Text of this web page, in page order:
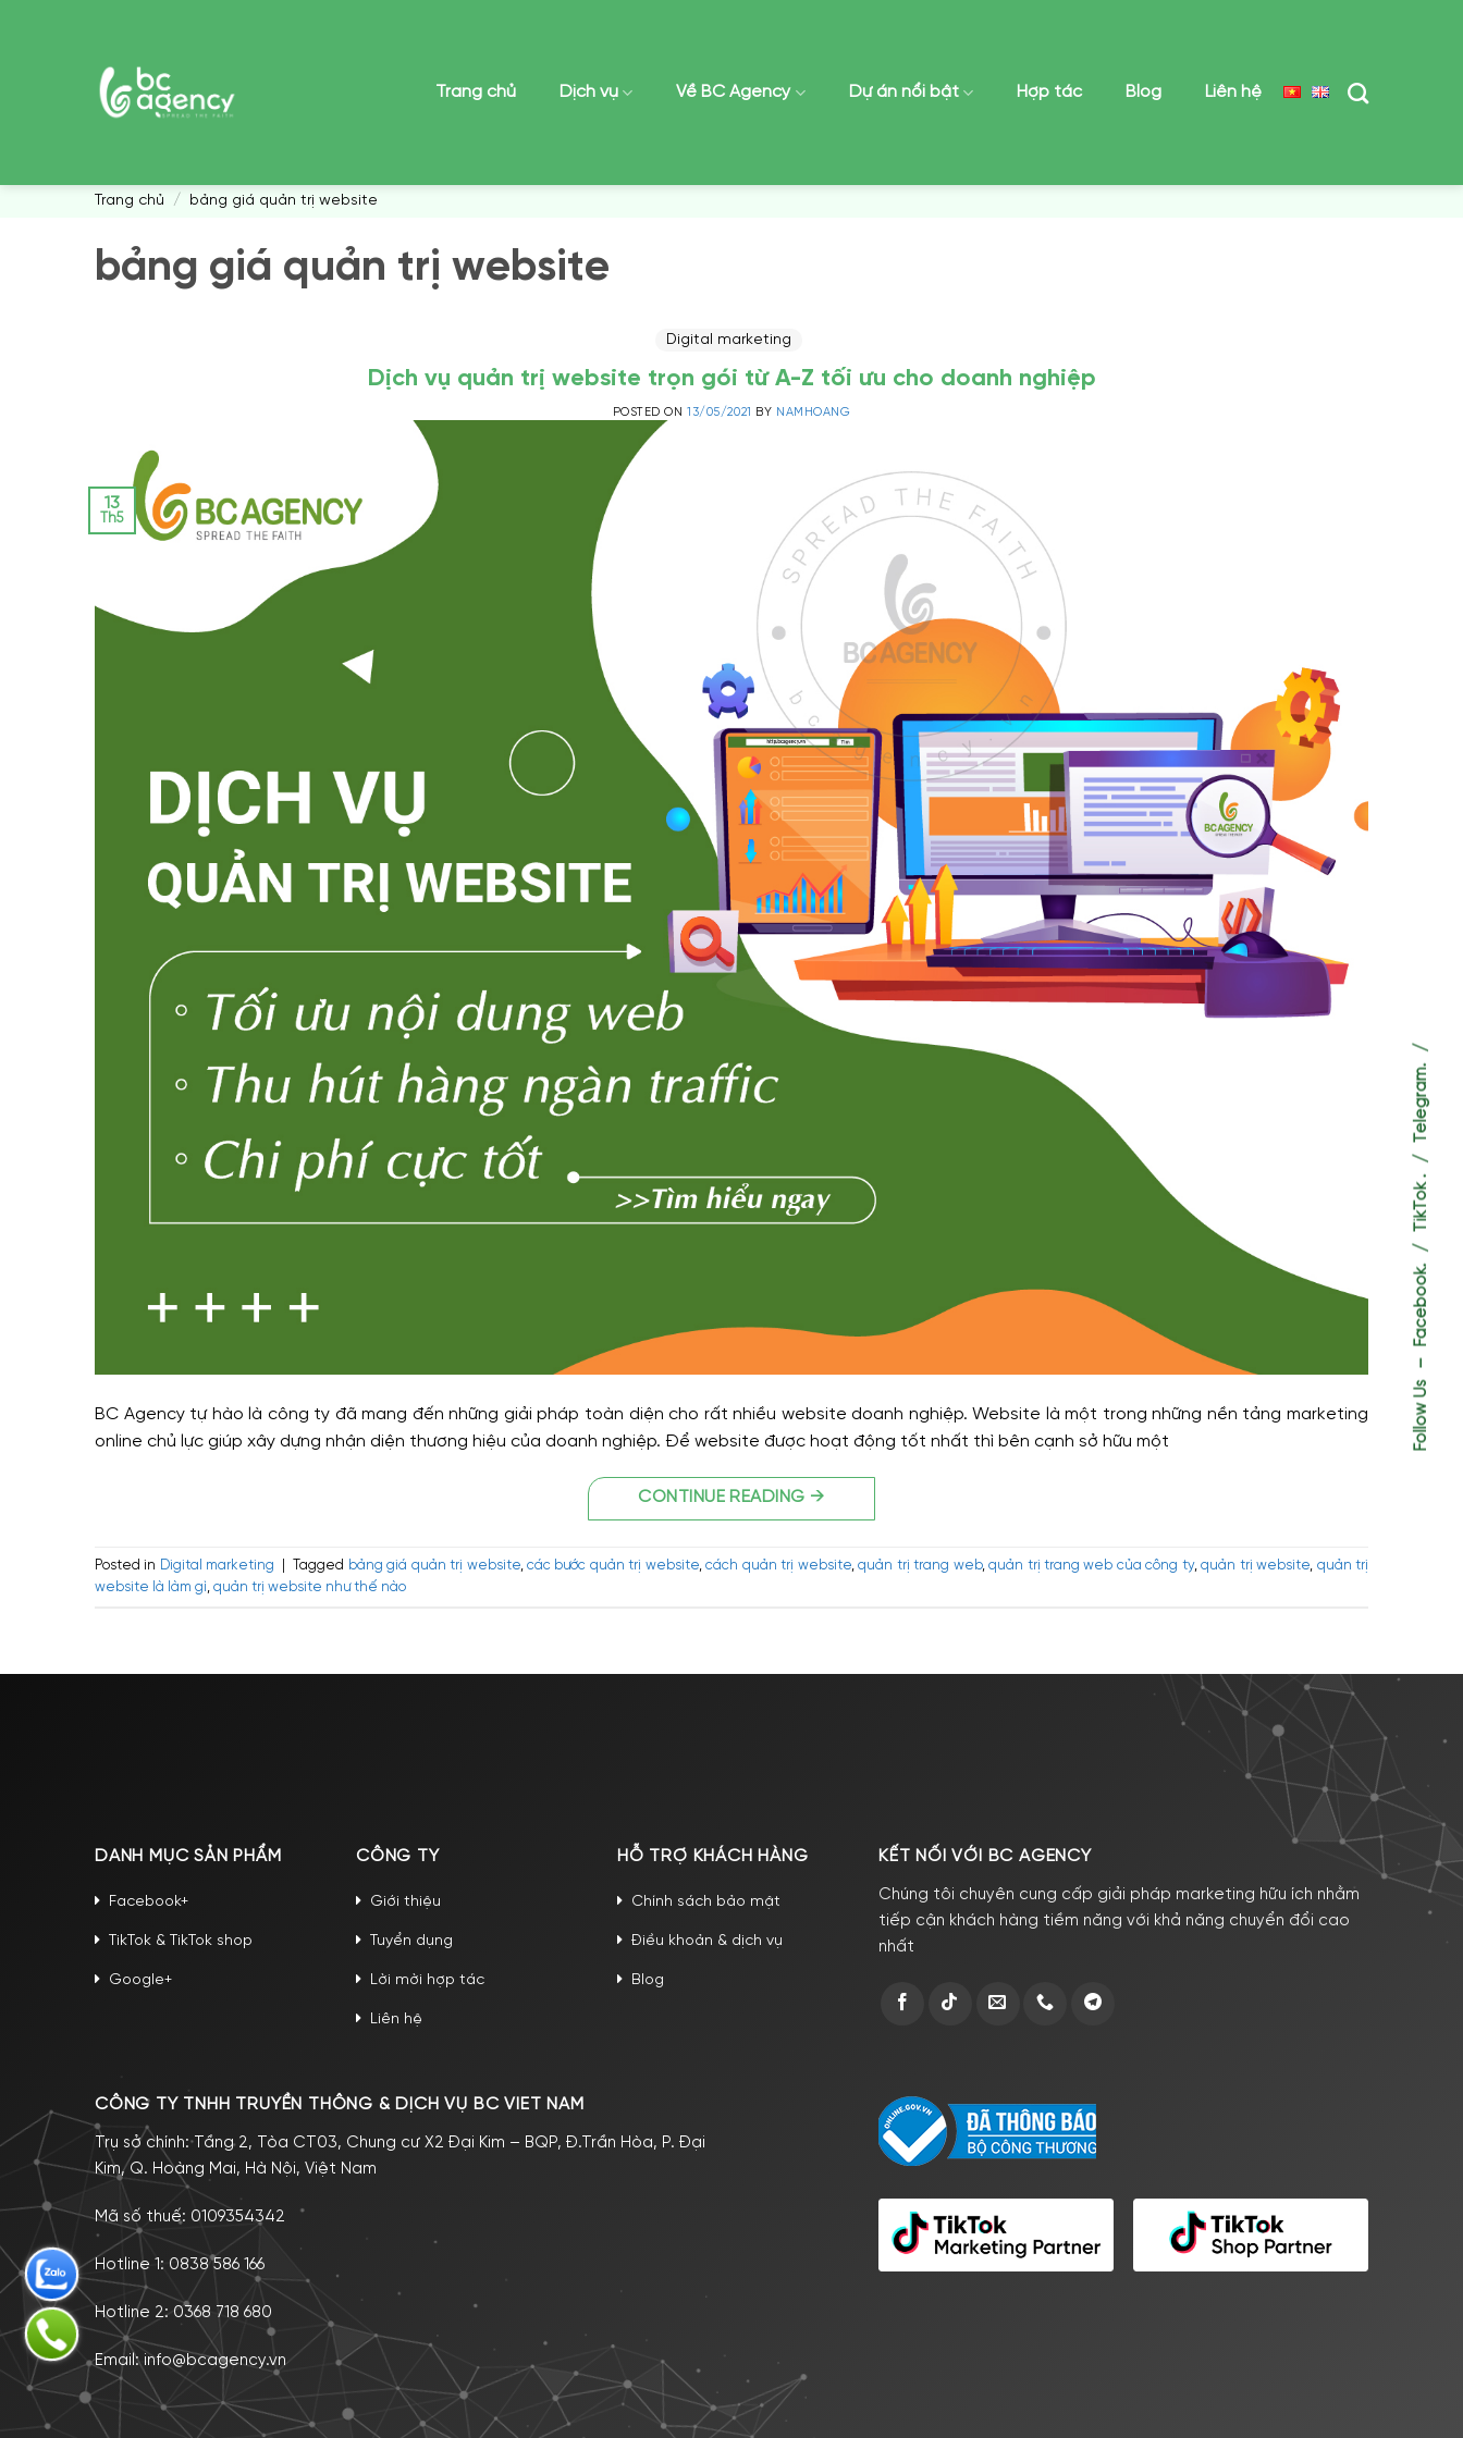
Trang chủ
Dịch vụ Về BC Agency Dự án nổi bật Hợp tác Blog Liên hệ
Trang chủ / bảng giá quản trị website
bảng giá quản trị website
Digital marketing
Dịch vụ quản trị website trọn gói từ A-Z tối ưu cho doanh nghiệp
POSTED ON13/05/2021 BY NAMHOANG
13
Th5
BC Agency tự hào là công ty đã mang đến những giải pháp toàn diện cho rất nhiều website doanh nghiệp. Website là một trong những nền tảng marketing
online chủ lực giúp xây dựng nhận diện thương hiệu của doanh nghiệp. Để website được hoạt động tốt nhất thì bên cạnh sở hữu một
CONTINUE READING →
Posted in Digital marketing Tagged bảng giá quản trị website,các bước quản trị website,cách quản trị website,quản trị trang web,quản trị trang web của công ty,quản trị website, quản trị
website là làm gì, quản trị website như thế nào
DANH MỤC SẢN PHẨM
Facebook+
TikTok & TikTok shop
Google+
CÔNG TY
Giới thiệu
Tuyển dụng
Lời mời hợp tác
Liên hệ
HỖ TRỢ KHÁCH HÀNG
Chính sách bảo mật
Điều khoản & dịch vụ
Blog
KẾT NỐI VỚI BC AGENCY
Chúng tôi chuyên cung cấp giải pháp marketing hữu ích nhằm
tiếp cận khách hàng tiềm năng với khả năng chuyển đổi cao
nhất
CÔNG TY TNHH TRUYỀN THÔNG & DỊCH VỤ BC VIET NAM
Trụ sở chính: Tầng 2, Tòa CT03, Chung cư X2 Đại Kim – BQP, Đ.Trần Hòa, P. Đại
Kim, Q. Hoàng Mai, Hà Nội, Việt Nam
Mã số thuế: 0109354342
Hotline 1: 0838 586 166
Hotline 2: 0368 718 680
Email:info@bcagency.vn
Follow Us
Facebook.
TikTok .
Telegram.